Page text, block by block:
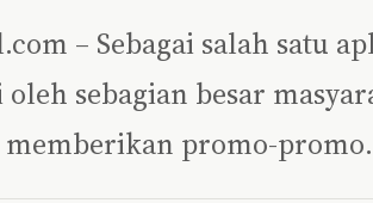
– Sebagai salah satu
sebagian besar
memberikan promo-